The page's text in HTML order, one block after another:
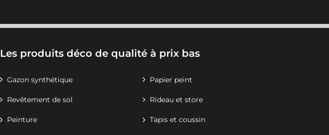
Les produits déco de qualité à prix bas
Gazon synthétique Papier peint
Revêtement de sol Rideau et store
Peinture Tapis et coussin